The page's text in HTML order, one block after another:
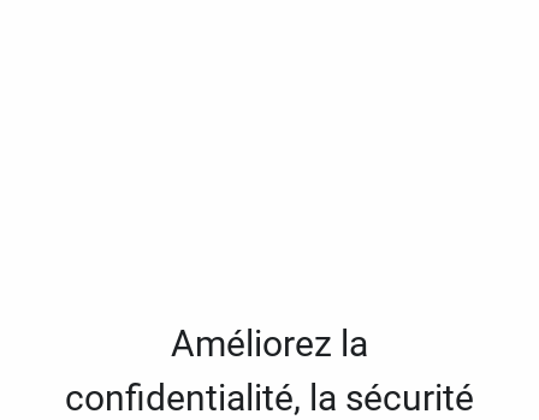
Améliorez la
confidentialité, la sécurité